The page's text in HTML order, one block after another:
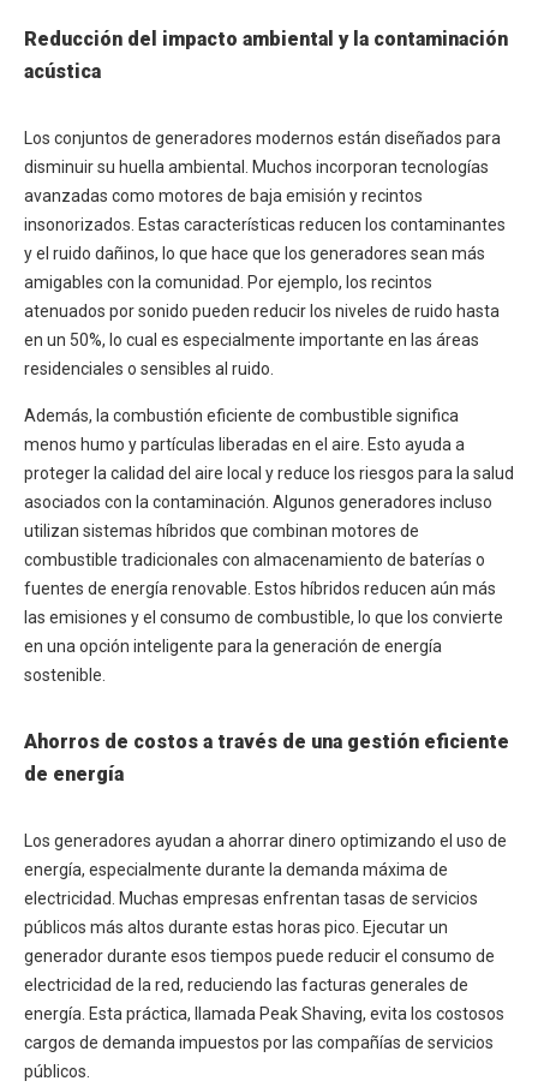
Reducción del impacto ambiental y la contaminación
acústica
Los conjuntos de generadores modernos están diseñados para
disminuir su huella ambiental. Muchos incorporan tecnologías
avanzadas como motores de baja emisión y recintos
insonorizados. Estas características reducen los contaminantes
y el ruido dañinos, lo que hace que los generadores sean más
amigables con la comunidad. Por ejemplo, los recintos
atenuados por sonido pueden reducir los niveles de ruido hasta
en un 50%, lo cual es especialmente importante en las áreas
residenciales o sensibles al ruido.
Además, la combustión eficiente de combustible significa
menos humo y partículas liberadas en el aire. Esto ayuda a
proteger la calidad del aire local y reduce los riesgos para la salud
asociados con la contaminación. Algunos generadores incluso
utilizan sistemas híbridos que combinan motores de
combustible tradicionales con almacenamiento de baterías o
fuentes de energía renovable. Estos híbridos reducen aún más
las emisiones y el consumo de combustible, lo que los convierte
en una opción inteligente para la generación de energía
sostenible.
Ahorros de costos a través de una gestión eficiente
de energía
Los generadores ayudan a ahorrar dinero optimizando el uso de
energía, especialmente durante la demanda máxima de
electricidad. Muchas empresas enfrentan tasas de servicios
públicos más altos durante estas horas pico. Ejecutar un
generador durante esos tiempos puede reducir el consumo de
electricidad de la red, reduciendo las facturas generales de
energía. Esta práctica, llamada Peak Shaving, evita los costosos
cargos de demanda impuestos por las compañías de servicios
públicos.